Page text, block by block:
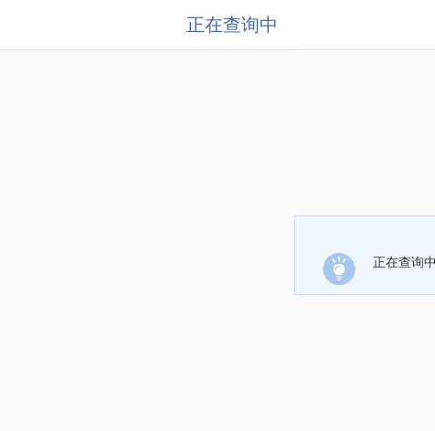
正在查询中
正在查询